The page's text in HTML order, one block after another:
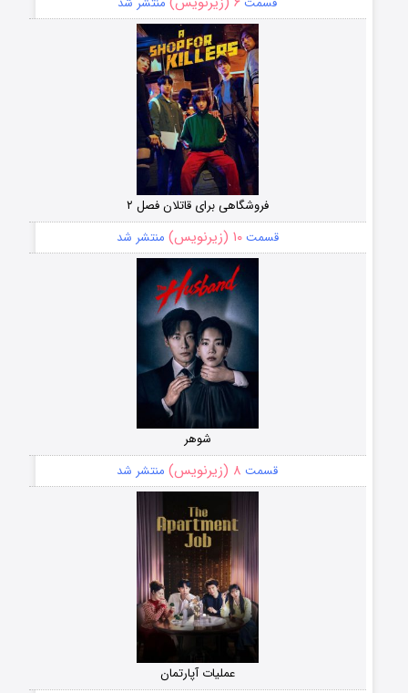
فروشگاهی برای قاتلان فصل ۲
قسمت۱۰ (زیرنویس) منتشر شد
شوهر
قسمت ۸ (زیرنویس) منتشر شد
عملیات آپارتمان